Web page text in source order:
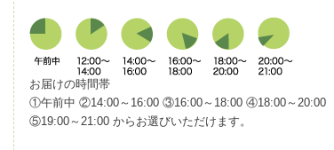
お届けの時間帯
①午前中 ②14:00～16:00 ③16:00～18:00 ④18:00～20:00
⑤19:00～21:00 からお選びいただけます。